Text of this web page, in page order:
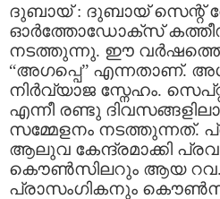
ദുബായ്‌ : ദുബായ്‌ സെന്റ്‌
ഓര്‍ത്തോഡോക്സ്
നടത്തുന്നു. ഈ വര്‍ഷത്തെ
“അഗപ്പെ” എന്നതാണ്.
നിര്‍വ്യാജ സ്നേഹം.
എന്നീ രണ്ടു
സമ്മേളനം നടത്തുന്നത്.
ആലുവ കേന്ദ്രമാക്കി
കൌണ്‍സിലറും ആയ
പ്രാസംഗികനും